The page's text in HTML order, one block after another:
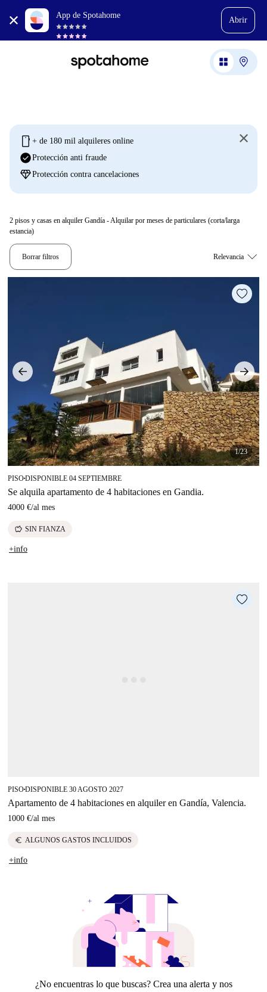
App de Spotahome
Abrir
mobile + de 180 mil alquileres online
check_circleProtección anti fraude
diamondProtección contra cancelaciones
2 pisos y casas en alquiler Gandía - Alquilar por meses de particulares (corta/larga
estancia)
Borrar filtros
1/23
PISO■DISPONIBLE 04 SEPTIEMBRE
Se alquila apartamento de 4 habitaciones en Gandia.
4000 €/al mes
savings SIN FIANZA
+info
PISO■DISPONIBLE 30 AGOSTO 2027
Apartamento de 4 habitaciones en alquiler en Gandía, Valencia.
1000 €/al mes
euro ALGUNOS GASTOS INCLUIDOS
+info
¿No encuentras lo que buscas? Crea una alerta y nos